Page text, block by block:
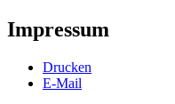
Impressum
Drucken
E-Mail